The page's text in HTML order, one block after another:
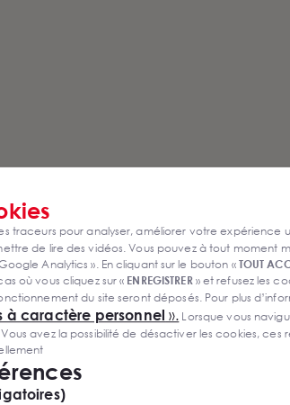
traceurs pour analyser, améliorer votre expérience
de lire des vidéos. Vous pouvez à tout moment
Analytics ». En cliquant sur le bouton «TOUT
où vous cliquez sur « ENREGISTRER» et refusez les
du site seront déposés. Pour plus
à caractère personnel ». Lorsque vous
avez la possibilité de désactiver les cookies, ces